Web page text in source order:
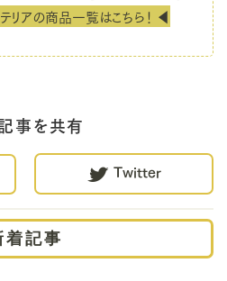
リアの商品一覧はこちら！ ◀
事を共有
Twitter
着記事